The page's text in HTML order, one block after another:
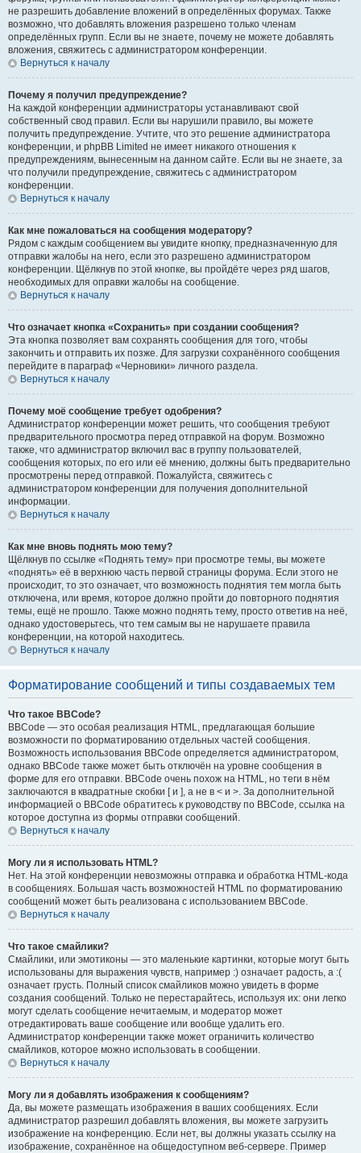
не разрешить добавление вложений в определённых форумах. Также
возможно, что добавлять вложения разрешено только членам
определённых групп. Если вы не знаете, почему не можете добавлять
вложения, свяжитесь с администратором конференции.
Вернуться к началу
Почему я получил предупреждение?
На каждой конференции администраторы устанавливают свой
собственный свод правил. Если вы нарушили правило, вы можете
получить предупреждение. Учтите, что это решение администратора
конференции, и phpBB Limited не имеет никакого отношения к
предупреждениям, вынесенным на данном сайте. Если вы не знаете, за
что получили предупреждение, свяжитесь с администратором
конференции.
Вернуться к началу
Как мне пожаловаться на сообщения модератору?
Рядом с каждым сообщением вы увидите кнопку, предназначенную для
отправки жалобы на него, если это разрешено администратором
конференции. Щёлкнув по этой кнопке, вы пройдёте через ряд шагов,
необходимых для оправки жалобы на сообщение.
Вернуться к началу
Что означает кнопка «Сохранить» при создании сообщения?
Эта кнопка позволяет вам сохранять сообщения для того, чтобы
закончить и отправить их позже. Для загрузки сохранённого сообщения
перейдите в параграф «Черновики» личного раздела.
Вернуться к началу
Почему моё сообщение требует одобрения?
Администратор конференции может решить, что сообщения требуют
предварительного просмотра перед отправкой на форум. Возможно
также, что администратор включил вас в группу пользователей,
сообщения которых, по его или её мнению, должны быть предварительно
просмотрены перед отправкой. Пожалуйста, свяжитесь с
администратором конференции для получения дополнительной
информации.
Вернуться к началу
Как мне вновь поднять мою тему?
Щёлкнув по ссылке «Поднять тему» при просмотре темы, вы можете
«поднять» её в верхнюю часть первой страницы форума. Если этого не
происходит, то это означает, что возможность поднятия тем могла быть
отключена, или время, которое должно пройти до повторного поднятия
темы, ещё не прошло. Также можно поднять тему, просто ответив на неё,
однако удостоверьтесь, что тем самым вы не нарушаете правила
конференции, на которой находитесь.
Вернуться к началу
Форматирование сообщений и типы создаваемых тем
Что такое BBCode?
BBCode — это особая реализация HTML, предлагающая большие
возможности по форматированию отдельных частей сообщения.
Возможность использования BBCode определяется администратором,
однако BBCode также может быть отключён на уровне сообщения в
форме для его отправки. BBCode очень похож на HTML, но теги в нём
заключаются в квадратные скобки [ и ], а не в < и >. За дополнительной
информацией о BBCode обратитесь к руководству по BBCode, ссылка на
которое доступна из формы отправки сообщений.
Вернуться к началу
Могу ли я использовать HTML?
Нет. На этой конференции невозможны отправка и обработка HTML-кода
в сообщениях. Большая часть возможностей HTML по форматированию
сообщений может быть реализована с использованием BBCode.
Вернуться к началу
Что такое смайлики?
Смайлики, или эмотиконы — это маленькие картинки, которые могут быть
использованы для выражения чувств, например :) означает радость, а :(
означает грусть. Полный список смайликов можно увидеть в форме
создания сообщений. Только не перестарайтесь, используя их: они легко
могут сделать сообщение нечитаемым, и модератор может
отредактировать ваше сообщение или вообще удалить его.
Администратор конференции также может ограничить количество
смайликов, которое можно использовать в сообщении.
Вернуться к началу
Могу ли я добавлять изображения к сообщениям?
Да, вы можете размещать изображения в ваших сообщениях. Если
администратор разрешил добавлять вложения, вы можете загрузить
изображение на конференцию. Если нет, вы должны указать ссылку на
изображение, сохранённое на общедоступном веб-сервере. Пример